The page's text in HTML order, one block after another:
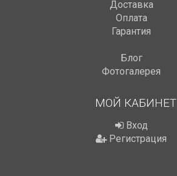
Доставка
Оплата
Гарантия
Блог
Фотогалерея
МОЙ КАБИНЕТ
Вход
Регистрация